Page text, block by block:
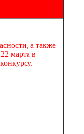
а также
марта в